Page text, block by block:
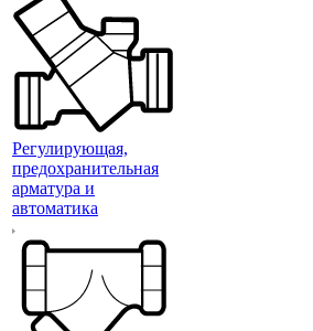
Регулирующая,
предохранительная
арматура и
автоматика